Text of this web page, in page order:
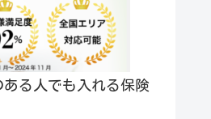
ある人でも入れる保険